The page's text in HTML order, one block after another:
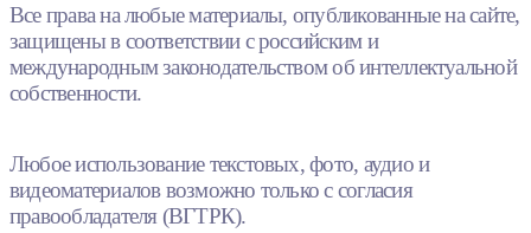
Все права на любые материалы, опубликованные на сайте,
защищены в соответствии с российским и
международным законодательством об интеллектуальной
собственности.
Любое использование текстовых, фото, аудио и
видеоматериалов возможно только с согласия
правообладателя (ВГТРК).